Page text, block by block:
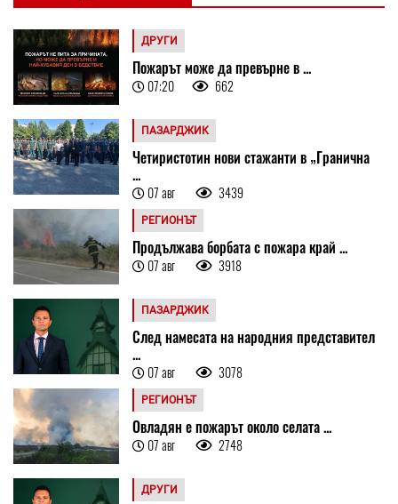
ДРУГИ
Пожарът може да превърне в ...
07:20 662
ПАЗАРДЖИК
Четиристотин нови стажанти в „Гранична
...
07 авг 3439
РЕГИОНЪТ
Продължава борбата с пожара край ...
07 авг 3918
ПАЗАРДЖИК
След намесата на народния представител
...
07 авг 3078
РЕГИОНЪТ
Овладян е пожарът около селата ...
07 авг 2748
ДРУГИ